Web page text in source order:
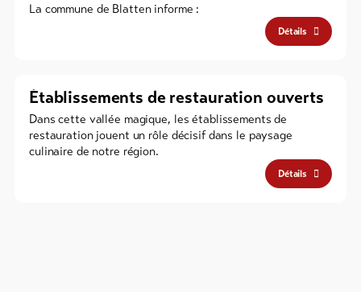
La commune de Blatten informe :
Détails
Établissements de restauration ouverts
Dans cette vallée magique, les établissements de
restauration jouent un rôle décisif dans le paysage
culinaire de notre région.
Détails